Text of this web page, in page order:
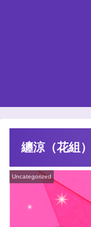
纏涼（花組
Uncategorized